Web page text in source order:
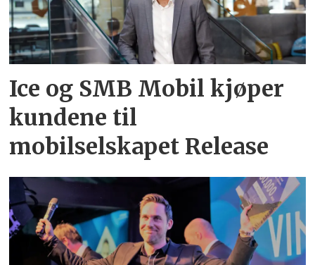
Ice og SMB Mobil kjøper
kundene til
mobilselskapet Release